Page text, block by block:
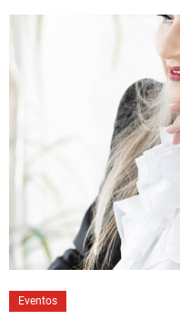
Eventos